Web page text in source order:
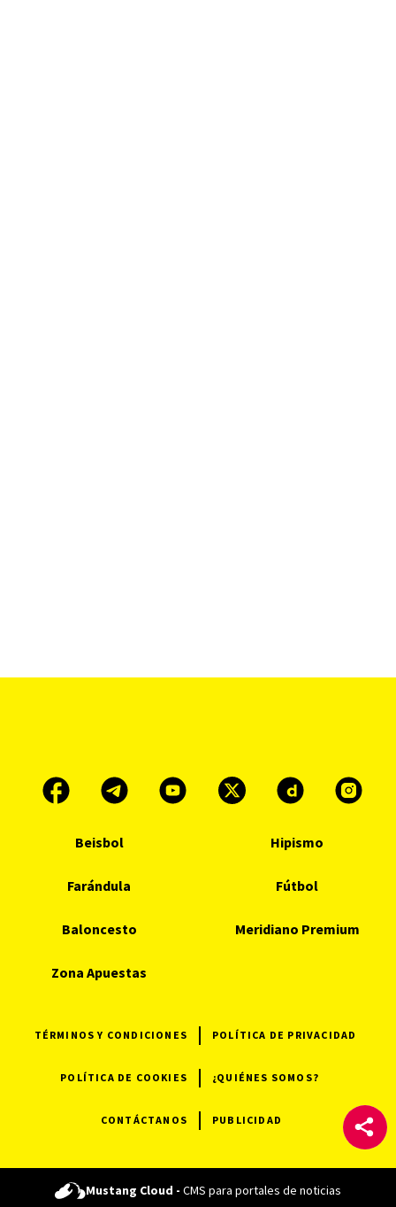
Beisbol Hipismo
Farándula Fútbol
Baloncesto Meridiano Premium
Zona Apuestas
TÉRMINOS Y CONDICIONES POLÍTICA DE PRIVACIDAD
POLÍTICA DE COOKIES ¿QUIÉNES SOMOS?
CONTÁCTANOS PUBLICIDAD
Mustang Cloud - CMS para portales de noticias